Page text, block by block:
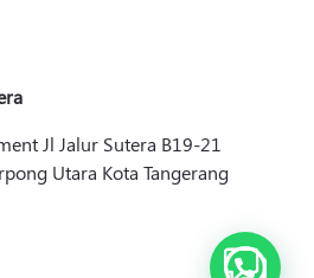
Jl Jalur Sutera B19-21
Utara Kota Tangerang